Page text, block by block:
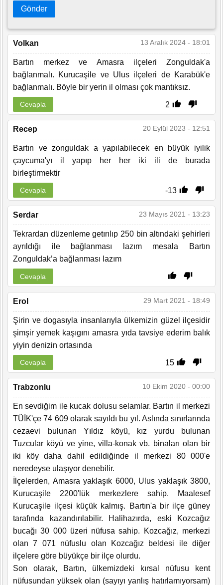
Gönder
Volkan 13 Aralık 2024 - 18:01
Bartın merkez ve Amasra ilçeleri Zonguldak'a
bağlanmalı. Kurucaşile ve Ulus ilçeleri de Karabük'e
bağlanmalı. Böyle bir yerin il olması çok mantıksız.
2
Cevapla
Recep 20 Eylül 2023 - 12:51
Bartın ve zonguldak a yapılabilecek en büyük iyilik
çaycuma'yı il yapıp her her iki ili de burada
birleştirmektir
-13
Cevapla
Serdar 23 Mayıs 2021 - 13:23
Tekrardan düzenleme getırılıp 250 bin altındaki şehirleri
ayrıldığı ile bağlanması lazım mesala Bartın
Zonguldak’a bağlanması lazım
Cevapla
Erol 29 Mart 2021 - 18:49
Şirin ve dogasıyla insanlarıyla ülkemizin güzel ilçesidir
şimşir yemek kaşıgını amasra yıda tavsiye ederim balık
yiyin denizin ortasında
15
Cevapla
Trabzonlu 10 Ekim 2020 - 00:00
En sevdiğim ile kucak dolusu selamlar. Bartın il merkezi
TÜİK'çe 74 609 olarak sayıldı bu yıl. Aslında sınırlarında
cezaevi bulunan Yıldız köyü, kız yurdu bulunan
Tuzcular köyü ve yine, villa-konak vb. binaları olan bir
iki köy daha dahil edildiğinde il merkezi 80 000'e
neredeyse ulaşıyor denebilir.
İlçelerden, Amasra yaklaşık 6000, Ulus yaklaşık 3800,
Kurucaşile 2200'lük merkezlere sahip. Maalesef
Kurucaşile ilçesi küçük kalmış. Bartın'a bir ilçe güney
tarafında kazandırılabilir. Halihazırda, eski Kozcağız
bucağı 30 000 üzeri nüfusa sahip. Kozcağız, merkezi
olan 7 071 nüfuslu olan Kozcağız beldesi ile diğer
ilçelere göre büyükçe bir ilçe olurdu.
Son olarak, Bartın, ülkemizdeki kırsal nüfusu kent
nüfusundan yüksek olan (sayıyı yanlış hatırlamıyorsam)